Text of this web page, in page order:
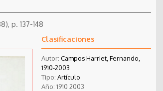
p. 137-148
Clasificaciones
Autor: Campos Harriet, Fernando,
1910-2003
Tipo: Artículo
Año: 1910 2003